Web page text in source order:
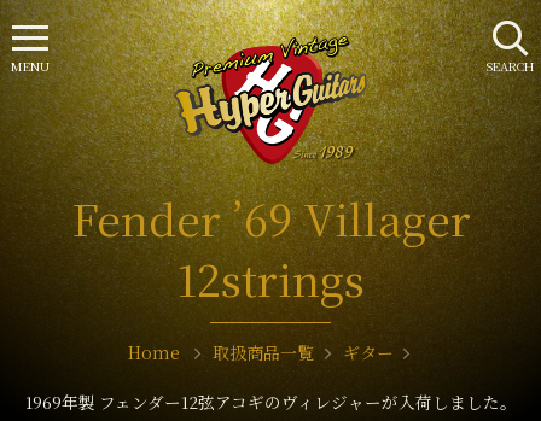
Fender ’69 Villager
12strings
Home 取扱商品一覧 ギター
1969年製 フェンダー12弦アコギのヴィレジャーが入荷しました。
SEARCH
MENU